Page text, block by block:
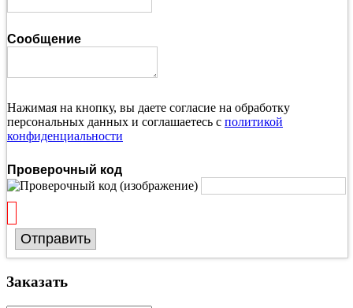
Сообщение
Нажимая на кнопку, вы даете согласие на обработку
персональных данных и соглашаетесь с политикой
конфиденциальности
Проверочный код
Отправить
Заказать